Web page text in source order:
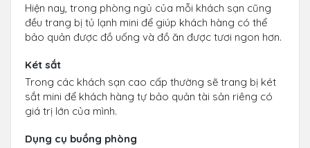
Hiện nay, trong phòng ngủ của mỗi khách sạn cũng
đều trang bị tủ lạnh mini để giúp khách hàng có thể
bảo quản được đồ uống và đồ ăn được tươi ngon hơn.
Két sắt
Trong các khách sạn cao cấp thường sẽ trang bị két
sắt mini để khách hàng tự bảo quản tài sản riêng có
giá trị lớn của mình.
Dụng cụ buồng phòng